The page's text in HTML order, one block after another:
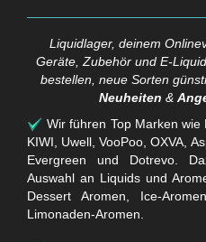
Liquidlager, deinem
Geräte, Zubehör und E-
bestellen, neue Sorten
Neuheiten &
Wir führen Top Marken wie
KIWI, Uwell, VooPoo, OXVA,
Evergreen und Dotrevo.
Auswahl an Liquids und
Dessert Aromen, Ice-
Limonaden-Aromen.